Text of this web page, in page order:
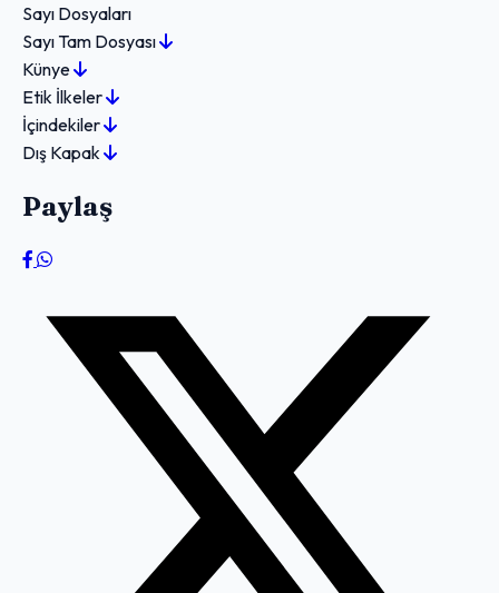
Sayı Dosyaları
Sayı Tam Dosyası
Künye
Etik İlkeler
İçindekiler
Dış Kapak
Paylaş